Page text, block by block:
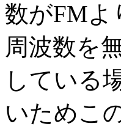
数がFMよ
周波数を
している
いためこ